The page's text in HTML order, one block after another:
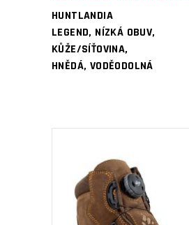
HUNTLANDIA
LEGEND, NÍZKÁ OBUV,
KŮŽE/SÍŤOVINA,
HNĚDÁ, VODĚODOLNÁ